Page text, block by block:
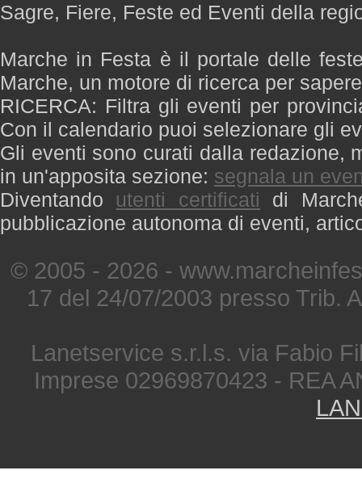
Sagre, Fiere, Feste ed Eventi della
Marche in Festa è il portale delle
Marche, un motore di ricerca per
RICERCA: Filtra gli eventi per
Con il calendario puoi selezionare gli
Gli eventi sono curati dalla redazione,
in un'apposita sezione: segnala un
Diventando utenti certificati di
pubblicazione autonoma di eventi,
© 2005 - 2026 -
17 del 24/07/2003 presso Trib.
Lanetservice s.r.l.s. via Fabio
Imprese 02969870423 - REA